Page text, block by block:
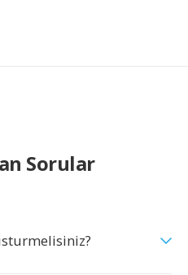
Sorular